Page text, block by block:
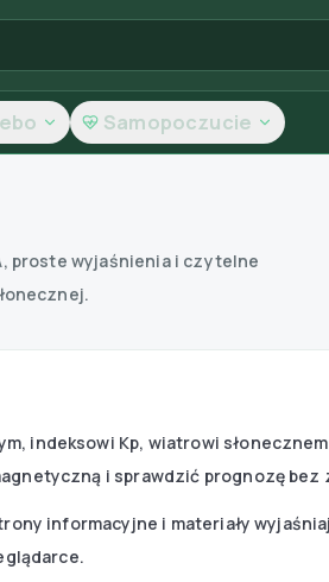
Samopoczucie
proste wyjaśnienia i czytelne
indeksowi Kp, wiatrowi
i sprawdzić prognozę
informacyjne i materiały